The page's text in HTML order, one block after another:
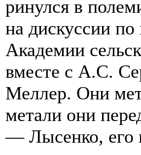
ринулся в
на дискуссии по
Академии
вместе с А.С.
Меллер. Они
метали они
— Лысенко, его